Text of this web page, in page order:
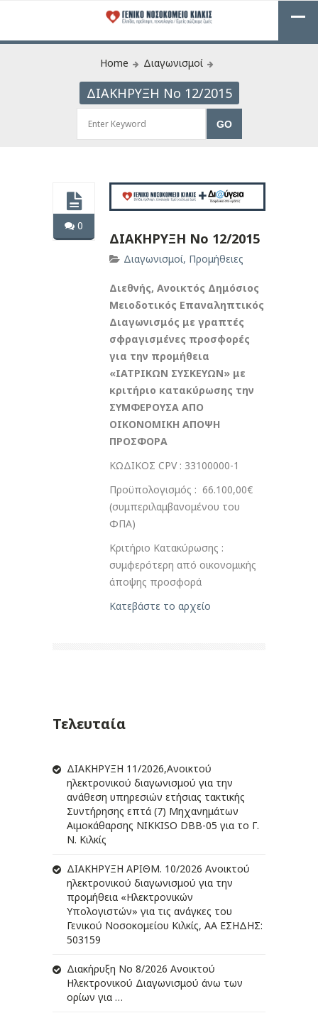
Home Διαγωνισμοί
ΔΙΑΚΗΡΥΞΗ Νο 12/2015
0
ΔΙΑΚΗΡΥΞΗ Νο 12/2015
Διαγωνισμοί, Προμήθειες
Διεθνής, Ανοικτός Δημόσιος
Μειοδοτικός Επαναληπτικός
Διαγωνισμός με γραπτές
σφραγισμένες προσφορές
για την προμήθεια
«ΙΑΤΡΙΚΩΝ ΣΥΣΚΕΥΩΝ» με
κριτήριο κατακύρωσης την
ΣΥΜΦΕΡΟΥΣΑ ΑΠΟ
ΟΙΚΟΝΟΜΙΚΗ ΑΠΟΨΗ
ΠΡΟΣΦΟΡΑ
ΚΩΔΙΚΟΣ CPV : 33100000-1
Προϋπολογισμός : 66.100,00€
(συμπεριλαμβανομένου του
ΦΠΑ)
Κριτήριο Κατακύρωσης :
συμφερότερη από οικονομικής
άποψης προσφορά
Κατεβάστε το αρχείο
Τελευταία
ΔIΑΚΗΡΥΞΗ 11/2026,Ανοικτού
ηλεκτρονικού διαγωνισμού για την
ανάθεση υπηρεσιών ετήσιας τακτικής
Συντήρησης επτά (7) Μηχανημάτων
Αιμοκάθαρσης NIKKISO DBB-05 για το Γ.
Ν. Κιλκίς
ΔIΑΚΗΡΥΞΗ ΑΡIΘΜ. 10/2026 Ανοικτού
ηλεκτρονικού διαγωνισμού για την
προμήθεια «Ηλεκτρονικών
Υπολογιστών» για τις ανάγκες του
Γενικού Νοσοκομείου Κιλκίς, ΑΑ ΕΣΗΔΗΣ:
503159
Διακήρυξη Νο 8/2026 Ανοικτού
Ηλεκτρονικού Διαγωνισμού άνω των
ορίων για …